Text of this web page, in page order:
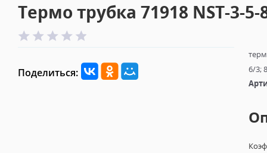
Термо трубка 71918 NST-3-
Поделиться:
6/3;